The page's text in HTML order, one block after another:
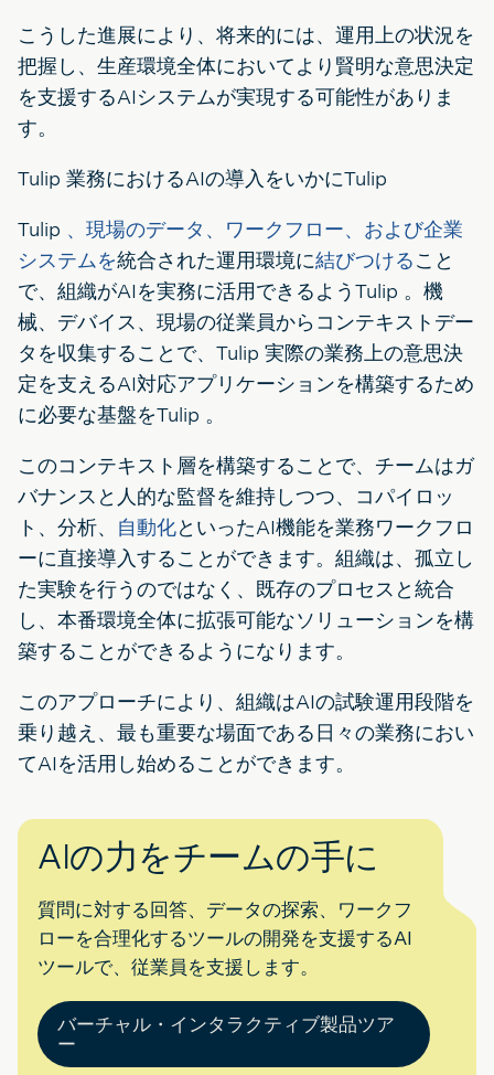
こうした進展により、将来的には、運用上の状況を
把握し、生産環境全体においてより賢明な意思決定
を支援するAIシステムが実現する可能性がありま
す。
Tulip 業務におけるAIの導入をいかにTulip
Tulip 、現場のデータ、ワークフロー、および企業
システムを統合された運用環境に結びつけること
で、組織がAIを実務に活用できるようTulip 。機
械、デバイス、現場の従業員からコンテキストデー
タを収集することで、Tulip 実際の業務上の意思決
定を支えるAI対応アプリケーションを構築するため
に必要な基盤をTulip 。
このコンテキスト層を構築することで、チームはガ
バナンスと人的な監督を維持しつつ、コパイロッ
ト、分析、 自動化といったAI機能を業務ワークフロ
ーに直接導入することができます。組織は、孤立し
た実験を行うのではなく、既存のプロセスと統合
し、本番環境全体に拡張可能なソリューションを構
築することができるようになります。
このアプローチにより、組織はAIの試験運用段階を
乗り越え、最も重要な場面である日々の業務におい
てAIを活用し始めることができます。
AIの力をチームの手に
質問に対する回答、データの探索、ワークフ
ローを合理化するツールの開発を支援するAI
ツールで、従業員を支援します。
バーチャル・インタラクティブ製品ツア
ー